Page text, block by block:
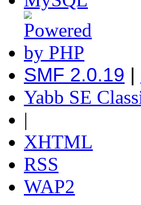
SMF 2.0.19 |
Yabb SE
|
XHTML
RSS
WAP2